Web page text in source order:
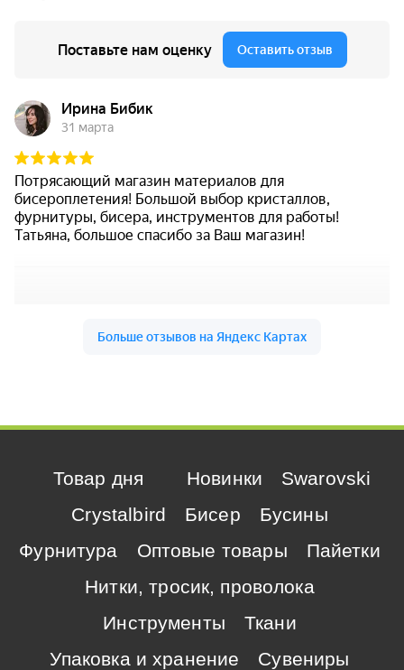
Товар дня Новинки
Swarovski
Crystalbird
Бисер
Бусины
Фурнитура
Оптовые товары
Пайетки
Нитки, тросик, проволока
Инструменты
Ткани
Упаковка и хранение
Сувениры